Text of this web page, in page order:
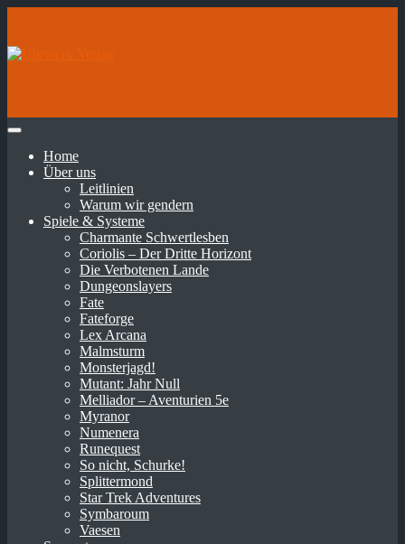
Home
Über uns
Leitlinien
Warum wir gendern
Spiele & Systeme
Charmante Schwertlesben
Coriolis – Der Dritte Horizont
Die Verbotenen Lande
Dungeonslayers
Fate
Fateforge
Lex Arcana
Malmsturm
Monsterjagd!
Mutant: Jahr Null
Melliador – Aventurien 5e
Myranor
Numenera
Runequest
So nicht, Schurke!
Splittermond
Star Trek Adventures
Symbaroum
Vaesen